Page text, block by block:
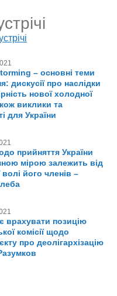
– основні теми
дискусії про наслідки
нової холодної
виклики та
для України
прийняття України
мірою залежить від
волі його членів –
врахувати позицію
комісії щодо
про деолігархізацію